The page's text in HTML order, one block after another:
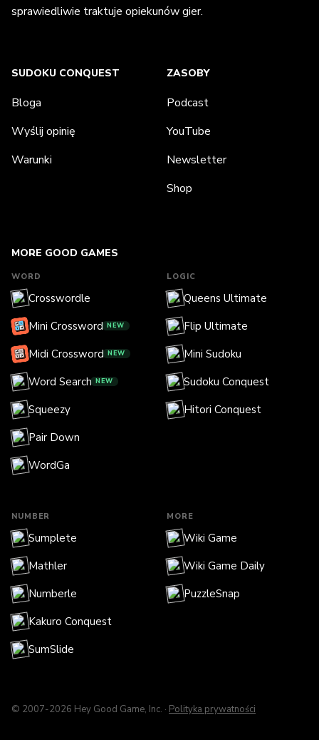
sprawiedliwie traktuje opiekunów gier.
MORE GOOD GAMES
WORD
Crosswordle
Mini Crossword NEW
Midi Crossword NEW
Word Search NEW
Squeezy
Pair Down
WordGa
LOGIC
Queens Ultimate
Flip Ultimate
Mini Sudoku
Sudoku Conquest
Hitori Conquest
NUMBER
Sumplete
Mathler
Numberle
Kakuro Conquest
SumSlide
MORE
Wiki Game
Wiki Game Daily
PuzzleSnap
SUDOKU CONQUEST
Bloga
Wyślij opinię
Warunki
ZASOBY
Podcast
YouTube
Newsletter
Shop
© 2007-2026 Hey Good Game, Inc. · Polityka prywatności